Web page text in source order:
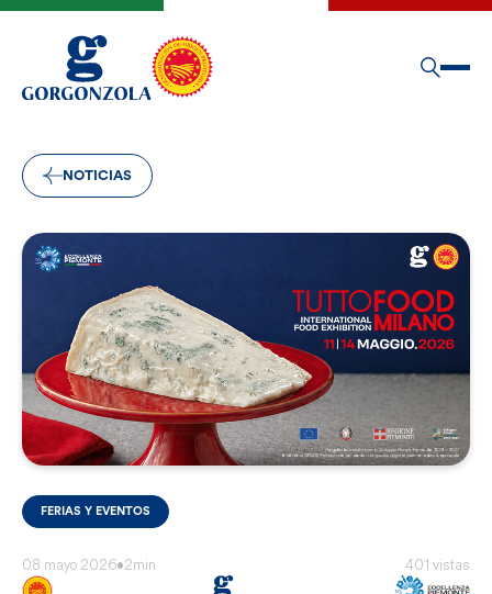
NOTICIAS
FERIAS Y EVENTOS
08 mayo 2026•2min 401 vistas